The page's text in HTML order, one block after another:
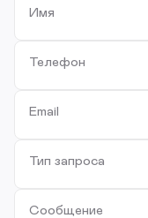
Имя
Телефон
Email
Тип запроса
Сообщение